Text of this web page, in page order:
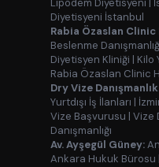
Lipödem Diyetisyeni |
Diyetisyeni İstanbul
Rabia Özaslan Clinic
Beslenme
Diyetisyen Kliniği | Kilo
Rabia Özaslan Clinic
Dry Vize
Yurtdışı İş İlanları |
Vize Başvurusu | Vize
Danışmanlığı
Av. Ayşegül Güney:
Ankara Hukuk Bürosu